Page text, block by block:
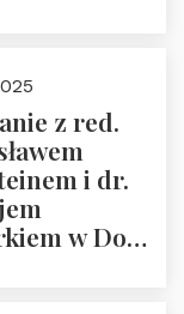
z red.
i dr.
w Domu